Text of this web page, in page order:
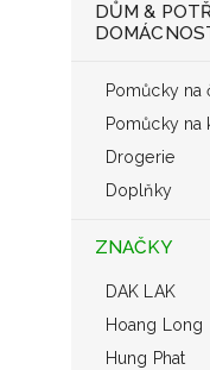
DŮM &
Pomůcky na
Pomůcky na
Drogerie
Doplňky
ZNAČKY
DAK LAK
Hoang Long
Hung Phat